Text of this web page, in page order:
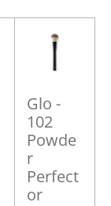
Glo -
102
Powde
r
Perfect
or